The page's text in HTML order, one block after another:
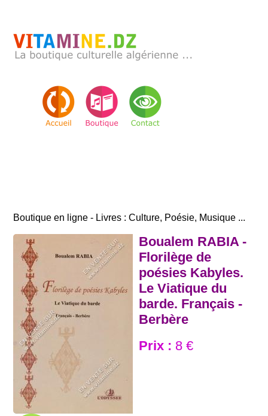
Boutique en ligne - Livres : Culture, Poésie, Musique ...
Boualem RABIA -
Florilège de
poésies Kabyles.
Le Viatique du
barde. Français -
Berbère
Prix : 8 €